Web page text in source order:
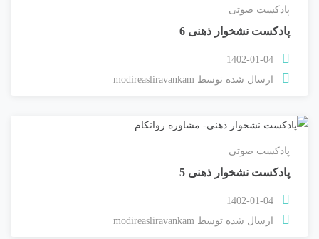
پادکست صوتی
پادکست نشخوار ذهنی 6
ارسال شده توسط modireasliravankam
پادکست صوتی
پادکست نشخوار ذهنی 5
ارسال شده توسط modireasliravankam